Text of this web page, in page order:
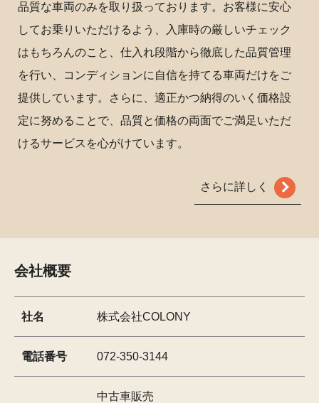
品質な車両のみを取り扱っております。お客様に安心
してお乗りいただけるよう、入庫時の厳しいチェック
はもちろんのこと、仕入れ段階から徹底した品質管理
を行い、コンディションに自信を持てる車両だけをご
提供しています。さらに、適正かつ納得のいく価格設
定に努めることで、品質と価格の両面でご満足いただ
けるサービスを心がけています。
さらに詳しく
会社概要
社名 株式会社COLONY
電話番号 072-350-3144
中古車販売